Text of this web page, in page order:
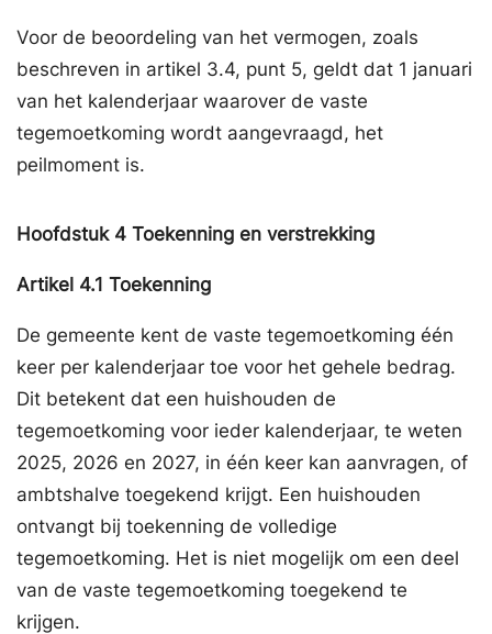
Voor de beoordeling van het vermogen, zoals
beschreven in artikel 3.4, punt 5, geldt dat 1 januari
van het kalenderjaar waarover de vaste
tegemoetkoming wordt aangevraagd, het
peilmoment is.
Hoofdstuk 4 Toekenning en verstrekking
Artikel 4.1 Toekenning
De gemeente kent de vaste tegemoetkoming één
keer per kalenderjaar toe voor het gehele bedrag.
Dit betekent dat een huishouden de
tegemoetkoming voor ieder kalenderjaar, te weten
2025, 2026 en 2027, in één keer kan aanvragen, of
ambtshalve toegekend krijgt. Een huishouden
ontvangt bij toekenning de volledige
tegemoetkoming. Het is niet mogelijk om een deel
van de vaste tegemoetkoming toegekend te
krijgen.